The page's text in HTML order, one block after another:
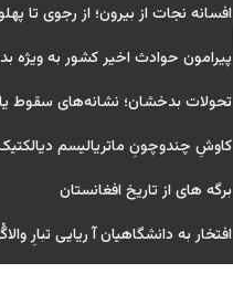
افسانه نجات از بیرون؛ از رجوی تا
پیرامون حوادث اخیر کشور به ویژه
تحولات بدخشان؛ نشانه‌های سقوط یا
کاوشِ چندو‌چونِ ماتریالیسم
برگه های از تاریخ افغانستان
افتخار به دانشگاهیان آ ریایی تبارِ